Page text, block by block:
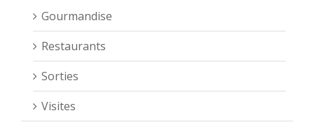
Gourmandise
Restaurants
Sorties
Visites